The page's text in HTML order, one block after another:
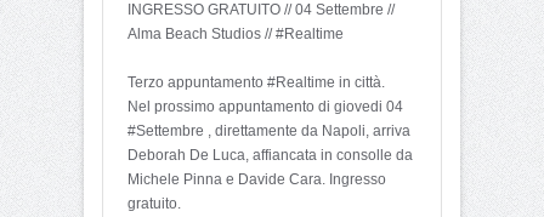
INGRESSO GRATUITO // 04 Settembre //
Alma Beach Studios // #Realtime
Terzo appuntamento #Realtime in città.
Nel prossimo appuntamento di giovedi 04
#Settembre , direttamente da Napoli, arriva
Deborah De Luca, affiancata in consolle da
Michele Pinna e Davide Cara. Ingresso
gratuito.